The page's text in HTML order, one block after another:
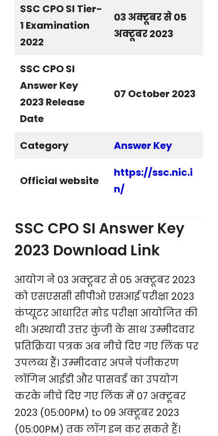
SSC CPO SI Tier-
1 Examination
2022
03 अक्टूबर से 05
अक्टूबर 2023
SSC CPO SI
Answer Key
2023 Release
Date
07 October 2023
Category Answer Key
Official website
https://ssc.nic.i
n/
SSC CPO SI Answer Key
2023 Download Link
आयोग ने 03 अक्टूबर से 05 अक्टूबर 2023
को एसएससी सीपीओ एसआई परीक्षा 2023
कंप्यूटर आधारित मोड परीक्षा आयोजित की
थी। अस्थायी उत्तर कुंजी के साथ उम्मीदवार
प्रतिक्रिया पत्रक अब नीचे दिए गए लिंक पर
उपलब्ध हैं। उम्मीदवार अपने पंजीकरण
लॉगिन आईडी और पासवर्ड का उपयोग
करके नीचे दिए गए लिंक में 07 अक्टूबर
2023 (05:00PM) to 09 अक्टूबर 2023
(05:00PM) तक लॉग इन कर सकते हैं।